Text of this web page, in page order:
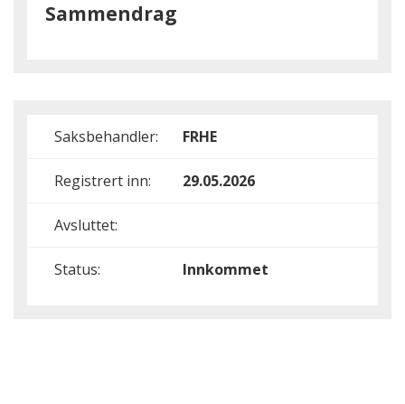
Sammendrag
Saksbehandler: FRHE
Registrert inn: 29.05.2026
Avsluttet:
Status: Innkommet